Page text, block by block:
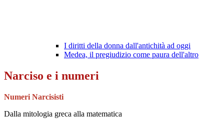
I diritti della donna dall'antichità ad oggi
Medea, il pregiudizio come paura dell'altro
Narciso e i numeri
Numeri Narcisisti
Dalla mitologia greca alla matematica